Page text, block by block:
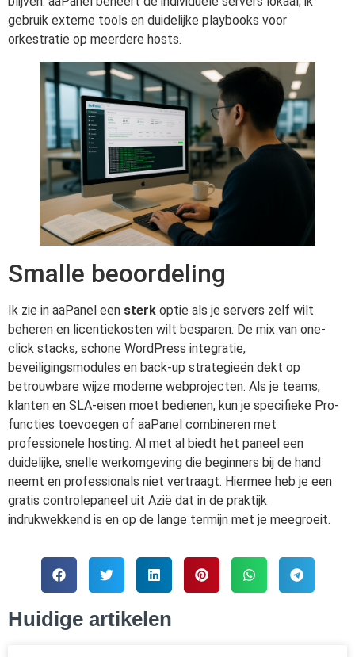
gebruik externe tools en duidelijke playbooks voor
orkestratie op meerdere hosts.
Smalle beoordeling
Ik zie in aaPanel een sterk optie als je servers zelf wilt
beheren en licentiekosten wilt besparen. De mix van one-
click stacks, schone WordPress integratie,
beveiligingsmodules en back-up strategieën dekt op
betrouwbare wijze moderne webprojecten. Als je teams,
klanten en SLA-eisen moet bedienen, kun je specifieke Pro-
functies toevoegen of aaPanel combineren met
professionele hosting. Al met al biedt het paneel een
duidelijke, snelle werkomgeving die beginners bij de hand
neemt en professionals niet vertraagt. Hiermee heb je een
gratis controlepaneel uit Azië dat in de praktijk
indrukwekkend is en op de lange termijn met je meegroeit.
Huidige artikelen